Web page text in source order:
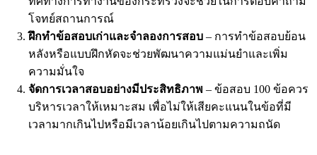
โจทย์สถานการณ์
ฝึกทำข้อสอบเก่าและจำลองการสอบ – การทำข้อสอบย้อน
หลังหรือแบบฝึกหัดจะช่วยพัฒนาความแม่นยำและเพิ่ม
ความมั่นใจ
จัดการเวลาสอบอย่างมีประสิทธิภาพ – ข้อสอบ 100 ข้อควร
บริหารเวลาให้เหมาะสม เพื่อไม่ให้เสียคะแนนในข้อที่มี
เวลามากเกินไปหรือมีเวลาน้อยเกินไปตามความถนัด